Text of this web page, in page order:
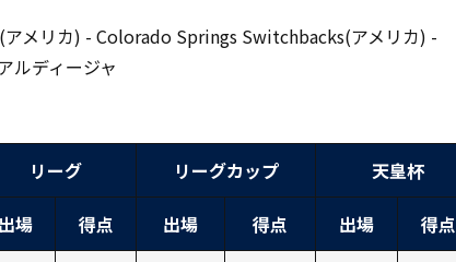
アメリカ) - Colorado Springs Switchbacks(アメリカ) -
ルディージャ
リーグ リーグカップ 天皇杯
出場 得点 出場 得点 出場 得点